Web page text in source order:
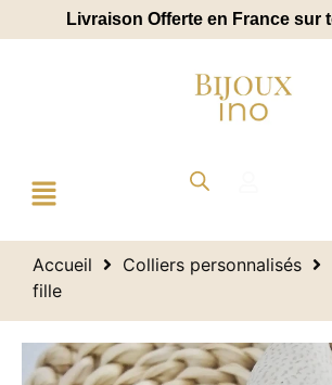
Livraison Offerte en France sur
Accueil Colliers personnalisés
fille